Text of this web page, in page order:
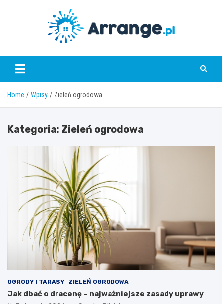
www.arrange.pl
Home Wpisy Zieleń ogrodowa
Kategoria: Zieleń ogrodowa
OGRODY I TARASY ZIELEŃ OGRODOWA
Jak dbać o dracenę – najważniejsze zasady uprawy